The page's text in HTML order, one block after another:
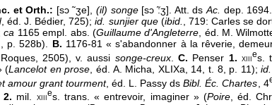
et Orth.: [sɔ ̃ ʒe],(il) songe[sɔ ̃:ʒ]. Att. dsAc. dep. 1694.
, éd. J. Bédier, 725);id. sunjier que(ibid. , 719: Carles se
ca 1165 empl. abs. (Guillaume d'Angleterre , éd. M.
, p. 528b). B. 1176-81 « s'abandonner à la rêverie,
2505), v. aussi songe-creux. C. Penser 1. xiiies.
(Lancelot en prose , éd. A. Micha, XLIXa, 14, t. 8, p. 11);
amour grant tourment, éd. L. Passy dsBibl. Éc. Chartes , 4
2. mil. xiiies. trans. « entrevoir, imaginer » (Poire , éd.